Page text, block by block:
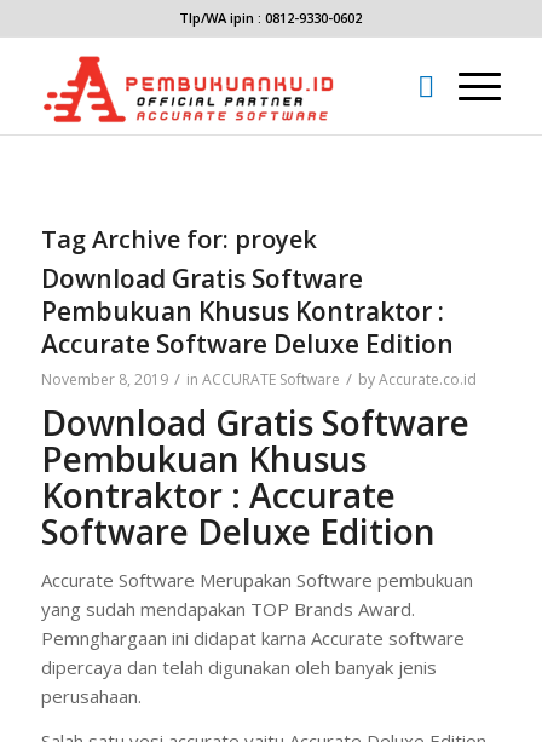
Tlp/WA ipin : 0812-9330-0602
Tag Archive for: proyek
Download Gratis Software
Pembukuan Khusus Kontraktor :
Accurate Software Deluxe Edition
November 8, 2019 / in ACCURATE Software / byAccurate.co.id
Download Gratis Software
Pembukuan Khusus
Kontraktor : Accurate
Software Deluxe Edition
Accurate Software Merupakan Software pembukuan
yang sudah mendapakan TOP Brands Award.
Pemnghargaan ini didapat karna Accurate software
dipercaya dan telah digunakan oleh banyak jenis
perusahaan.